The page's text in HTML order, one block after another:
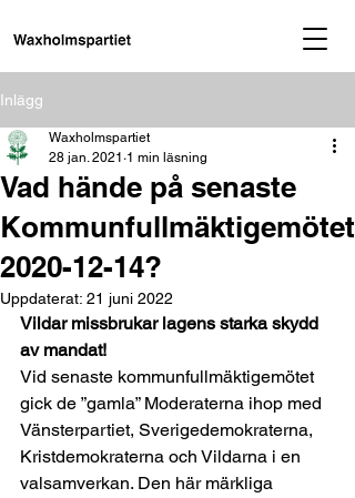
Inlägg
Vad hände på senaste
Kommunfullmäktigemötet
2020-12-14?
Waxholmspartiet
28 jan. 2021 1 min läsning
Uppdaterat: 21 juni 2022
Vildar missbrukar lagens starka skydd
av mandat!
Vid senaste kommunfullmäktigemötet
gick de ”gamla” Moderaterna ihop med
Vänsterpartiet, Sverigedemokraterna,
Kristdemokraterna och Vildarna i en
valsamverkan. Den här märkliga